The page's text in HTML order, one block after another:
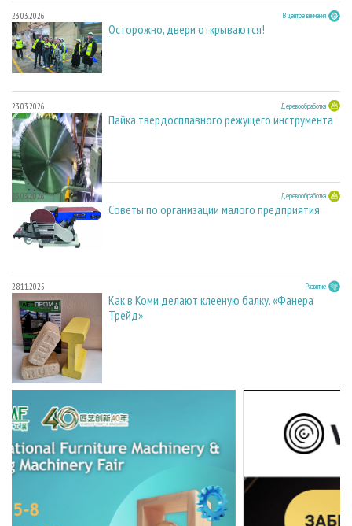
23.03.2026 В центре внимания
Осторожно, двери открываются!
23.03.2026 Деревообработка
Пайка твердосплавного режущего инструмента
23.03.2026 Деревообработка
Советы по организации малого предприятия
28.11.2025 Развитие
Как в Коми делают клееную балку. «Фанера
Трейд»